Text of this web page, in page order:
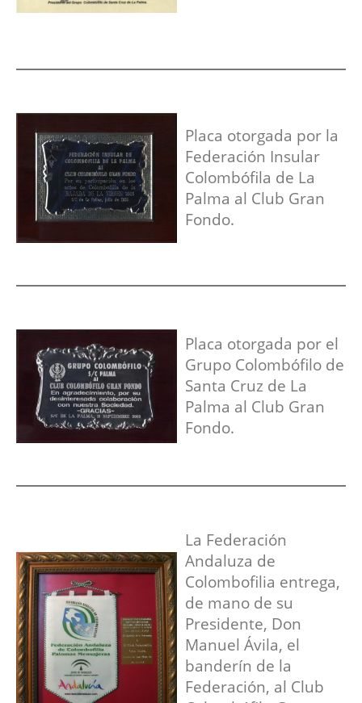
Placa otorgada por la
Federación Insular
Colombófila de La
Palma al Club Gran
Fondo.
Placa otorgada por el
Grupo Colombófilo de
Santa Cruz de La
Palma al Club Gran
Fondo.
La Federación
Andaluza de
Colombofilia entrega,
de mano de su
Presidente, Don
Manuel Ávila, el
banderín de la
Federación, al Club